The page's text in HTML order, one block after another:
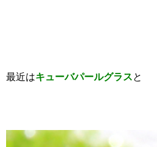
最近はキューバパールグラスと